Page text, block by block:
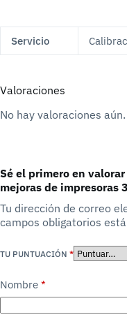
Servicio
Valoraciones
No hay valoraciones aún.
Sé el primero en
mejoras de impresoras
Tu dirección de correo
campos obligatorios
TU PUNTUACIÓN *
Nombre *